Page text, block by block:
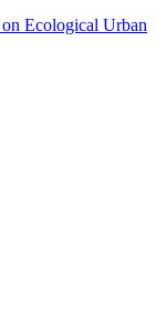
Ecological Urban